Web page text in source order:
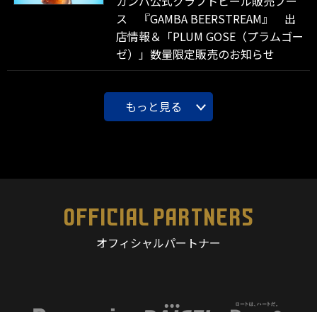
ス 『GAMBA BEERSTREAM』 出
店情報＆「PLUM GOSE（プラムゴー
ゼ）」数量限定販売のお知らせ
もっと見る
OFFICIAL PARTNERS
オフィシャルパートナー